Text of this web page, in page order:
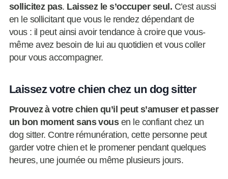
sollicitez pas. Laissez le s’occuper seul. C’est aussi
en le sollicitant que vous le rendez dépendant de
vous : il peut ainsi avoir tendance à croire que vous-
même avez besoin de lui au quotidien et vous coller
pour vous accompagner.
Laissez votre chien chez un dog sitter
Prouvez à votre chien qu’il peut s’amuser et passer
un bon moment sans vous en le confiant chez un
dog sitter. Contre rémunération, cette personne peut
garder votre chien et le promener pendant quelques
heures, une journée ou même plusieurs jours.